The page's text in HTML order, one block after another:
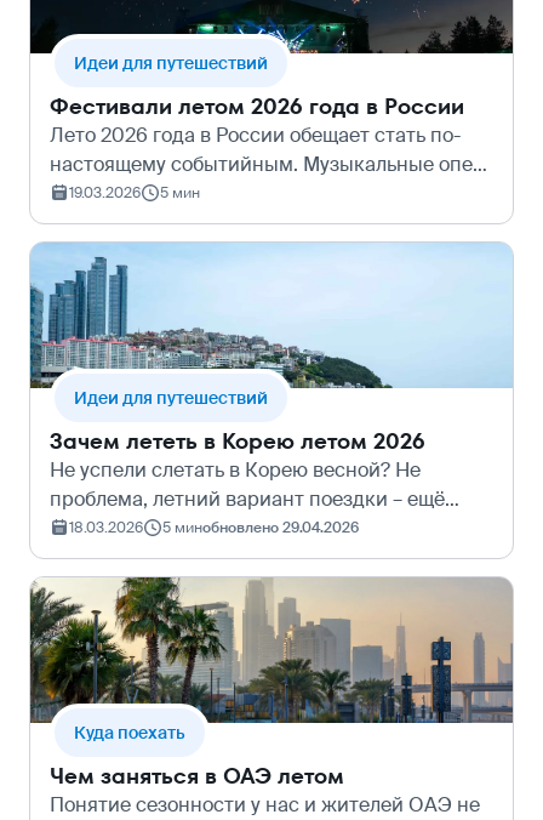
Идеи для путешествий
Фестивали летом 2026 года в России
Лето 2026 года в России обещает стать по-
настоящему событийным. Музыкальные опен-
эйры, гастрономические фестивали и
масштабные арт-перформансы под открытым
небом уже анонсируют свои программы.
Чтобы в…
19.03.2026 5 мин
Идеи для путешествий
Зачем лететь в Корею летом 2026
Не успели слетать в Корею весной? Не
проблема, летний вариант поездки – ещё
лучше. С июня по август в регионе стоят
комфортные +25°С и выше, но удушливого
характера у такой жары нет из-за влажности.
О…
18.03.2026 5 минобновлено 29.04.2026
Куда поехать
Чем заняться в ОАЭ летом
Понятие сезонности у нас и жителей ОАЭ не